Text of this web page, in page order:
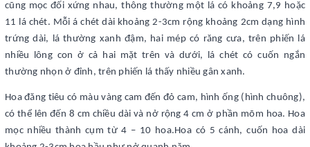
cũng mọc đối xứng nhau, thông thường một lá có khoảng 7,9 hoặc
11 lá chét. Mỗi á chét dài khoảng 2-3cm rộng khoảng 2cm dạng hình
trứng dài, lá thường xanh đậm, hai mép có răng cưa, trên phiến lá
nhiều lông con ở cả hai mặt trên và dưới, lá chét có cuốn ngắn
thường nhọn ở đỉnh, trên phiến lá thấy nhiều gân xanh.
Hoa đăng tiêu có màu vàng cam đến đỏ cam, hình ống (hình chuông),
có thể lên đến 8 cm chiều dài và nở rộng 4 cm ở phần mõm hoa. Hoa
mọc nhiều thành cụm từ 4 – 10 hoa.Hoa có 5 cánh, cuốn hoa dài